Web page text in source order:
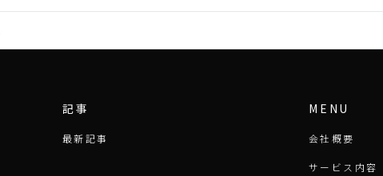
記事
最新記事
MENU
会社概要
サービス内容